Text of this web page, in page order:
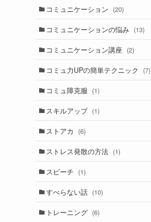
コミュニケーション (20)
コミュニケーションの悩み (13)
コミュニケーション講座 (2)
コミュ力UPの簡単テクニック (7)
コミュ障克服 (1)
スキルアップ (1)
ストアカ (6)
ストレス発散の方法 (1)
スピーチ (1)
すべらない話 (10)
トレーニング (6)